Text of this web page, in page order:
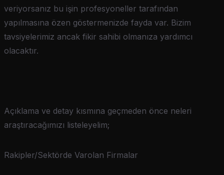
veriyorsanız bu işin profesyoneller tarafından
yapılmasına özen göstermenizde fayda var. Bizim
tavsiyelerimiz ancak fikir sahibi olmanıza yardımcı
olacaktır.
Açıklama ve detay kısmına geçmeden önce neleri
araştıracağımızı listeleyelim;
Rakipler/Sektörde Varolan Firmalar